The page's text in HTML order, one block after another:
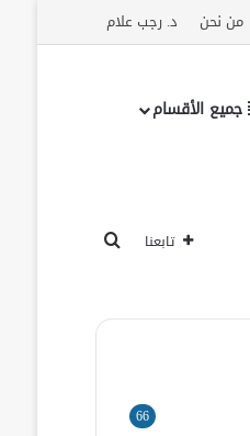
من نحن د. رجب علام
جميع الأقسام
تابعنا
66